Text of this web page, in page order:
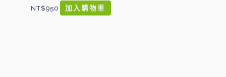
NT$950 加入購物車